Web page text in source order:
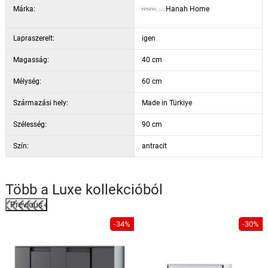
Márka: Hanah Home
Lapraszerelt: igen
Magasság: 40 cm
Mélység: 60 cm
Származási hely: Made in Türkiye
Szélesség: 90 cm
Szín: antracit
Több a Luxe kollekcióból
Previous
-34% -30%